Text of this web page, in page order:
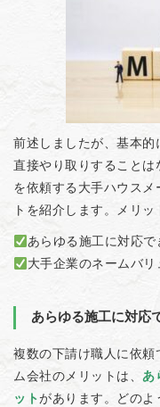
前述しましたが、基本的
直接やり取りすること
を依頼する大手ハウス
トを紹介します。メリッ
あらゆる施工に対応で
大手企業のネームバ
あらゆる施工に対応
複数の下請け職人に依
ム会社のメリットは、 あ
ットがあります。どのよ